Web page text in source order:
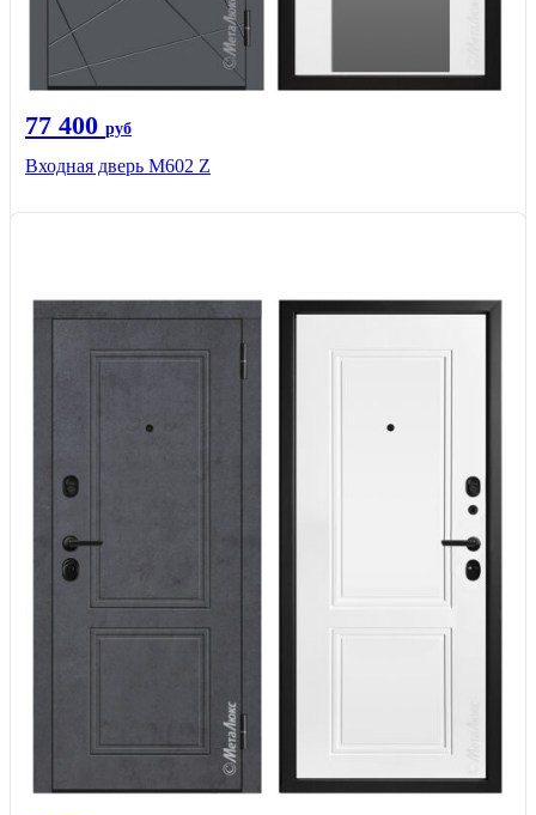
77 400 руб
Входная дверь М602 Z